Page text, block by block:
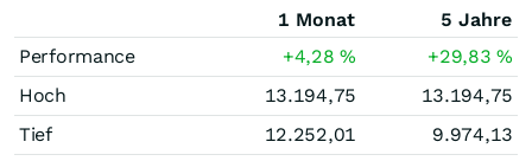
1 Monat
5 Jahre
Performance
+4,28% +29,83%
Hoch
13.194,75
13.194,75
Tief
12.252,01
9.974,13